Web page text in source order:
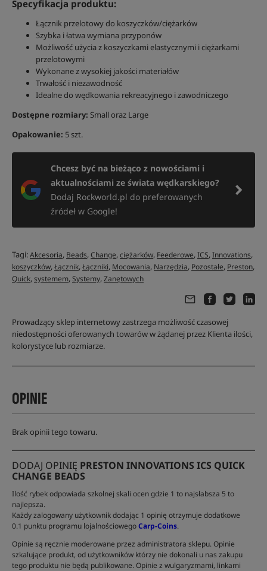
Specyfikacja produktu:
Łącznik przelotowy do koszyczków/ciężarków
Szybka i łatwa wymiana przyponów
Możliwość użycia z koszyczkami elastycznymi i ciężarkami
przelotowymi
Wykonane z wysokiej jakości materiałów
Trwałość i niezawodność
Idealne do wędkowania rekreacyjnego i zawodniczego
Dostępne rozmiary: Small oraz Large
Opakowanie: 5 szt.
Chcesz być na bieżąco z nowościami i
aktualnościami ze świata wędkarskiego?
Dodaj Rockworld.pl do preferowanych
źródeł w Google!
Tagi:Akcesoria, Beads,Change,ciężarków, Feederowe,ICS,Innovations,
koszyczków,Łącznik,Łączniki, Mocowania, Narzędzia, Pozostałe, Preston,
Quick,systemem,Systemy,Zanętowych
Prowadzący sklep internetowy zastrzega możliwość czasowej
niedostępności oferowanych towarów w żądanej przez Klienta ilości,
kolorystyce lub rozmiarze.
OPINIE
Brak opinii tego towaru.
DODAJ OPINIĘ PRESTON INNOVATIONS ICS QUICK
CHANGE BEADS
Ilość rybek odpowiada szkolnej skali ocen gdzie 1 to najsłabsza 5 to
najlepsza.
Każdy zalogowany użytkownik dodając 1 opinię otrzymuje dodatkowe
0.1 punktu programu lojalnościowegoCarp-Coins.
Opinie są ręcznie moderowane przez administratora sklepu. Opinie
szkalujące produkt, od użytkowników którzy nie dokonali u nas zakupu
tego produktu nie będą publikowane. Opinie z wulgaryzmami, linkami